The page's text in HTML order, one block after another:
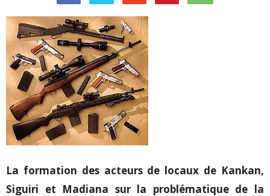
La formation des acteurs de locaux de Kankan,
Siguiri et Madiana sur la problématique de la